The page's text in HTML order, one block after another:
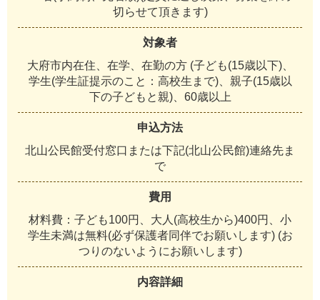
切 らせて頂き ま す)
対象者
大府市内在住 在学 在勤の方 (子ども(15歳以下)、
学生(学生証提示のこ と ： 高校生 ま で)、 親子(15歳以
下の子ども と 親)、 60歳以 上
申込方法
北山公民館受付窓口 ま たは下記(北山公民館)連絡先ま
で
費用
材料費 ： 子ども100円 大 人 (高校生から)400円
小
学生未満は無料(必ず保護者同伴でお願い し ま す) (お
つ り のないよ う にお願い し ま す)
内容詳細